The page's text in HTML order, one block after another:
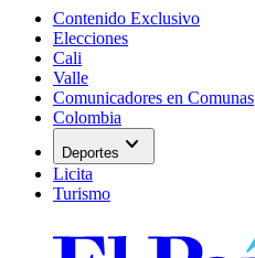
Contenido Exclusivo
Elecciones
Cali
Valle
Comunicadores en Comunas
Colombia
Deportes expand_more
Licita
Turismo